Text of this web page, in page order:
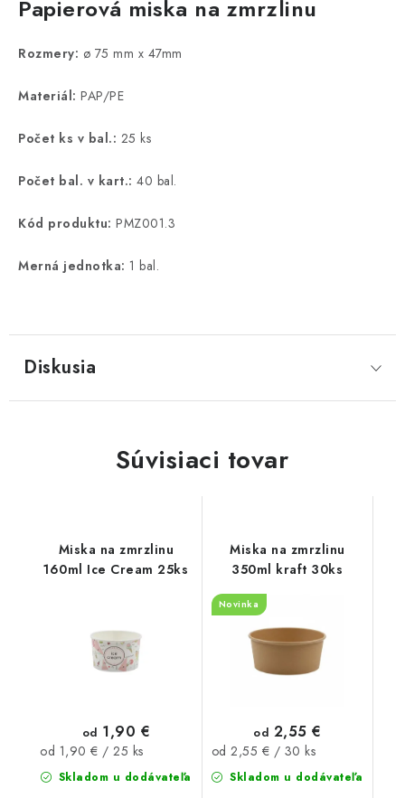
Papierová miska na zmrzlinu
Rozmery: ø 75 mm x 47mm
Materiál: PAP/PE
Počet ks v bal.: 25 ks
Počet bal. v kart.: 40 bal.
Kód produktu: PMZ001.3
Merná jednotka: 1 bal.
Diskusia
Súvisiaci tovar
Miska na zmrzlinu
160ml Ice Cream 25ks
Skladom u dodávateľa
od 1,90 €
Jednotková
cena:
od 1,90 € / 25 ks
Miska na zmrzlinu
350ml kraft 30ks
Novinka
Skladom u dodávateľa
od 2,55 €
Jednotková
cena:
od 2,55 € / 30 ks